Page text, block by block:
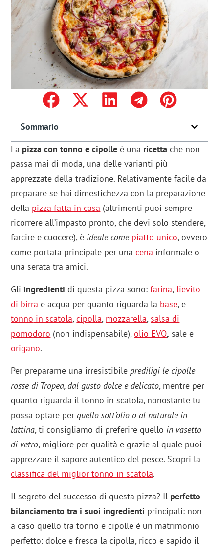
Sommario
La pizza con tonno e cipolle è una ricetta che non
passa mai di moda, una delle varianti più
apprezzate della tradizione. Relativamente facile da
preparare se hai dimestichezza con la preparazione
della pizza fatta in casa (altrimenti puoi sempre
ricorrere all’impasto pronto, che devi solo stendere,
farcire e cuocere), è ideale come piatto unico, ovvero
come portata principale per unacena informale o
una serata tra amici.
Gli ingredienti di questa pizza sono:farina, lievito
di birra e acqua per quanto riguarda la base, e
tonno in scatola,cipolla, mozzarella, salsa di
pomodoro (non indispensabile),olio EVO, sale e
origano.
Per prepararne una irresistibileprediligi le cipolle
rosse di Tropea, dal gusto dolce e delicato, mentre per
quanto riguarda il tonno in scatola, nonostante tu
possa optare perquello sott’olio o al naturale in
lattina, ti consigliamo di preferire quello in vasetto
di vetro, migliore per qualità e grazie al quale puoi
apprezzare il sapore autentico del pesce. Scopri la
classifica del miglior tonno in scatola.
Il segreto del successo di questa pizza? Il perfetto
bilanciamento tra i suoi ingredienti principali: non
a caso quello tra tonno e cipolle è un matrimonio
perfetto: dolce e fresca la cipolla, ricco e sapido il